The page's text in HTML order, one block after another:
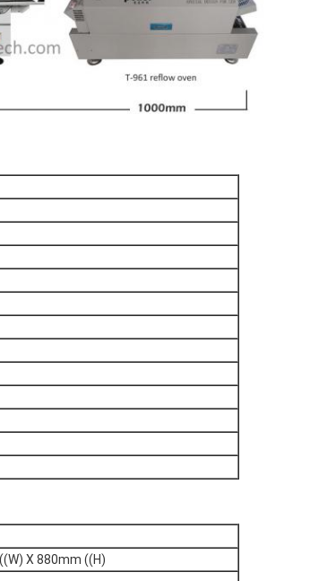
X 880mm ((H)